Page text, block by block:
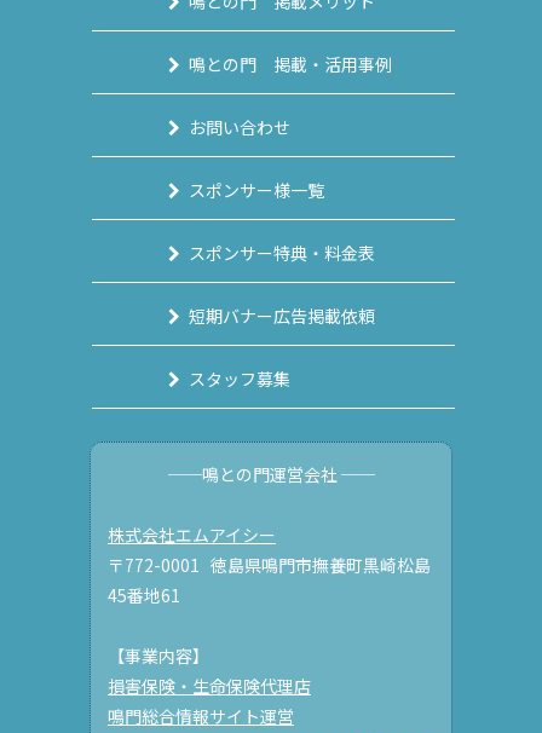
鳴との門 掲載・活用事例
お問い合わせ
スポンサー様一覧
スポンサー特典・料金表
短期バナー広告掲載依頼
スタッフ募集
──鳴との門運営会社 ──
株式会社エムアイシー
〒772-0001 徳島県鳴門市撫養町黒崎松島
45番地61
【事業内容】
損害保険・生命保険代理店
鳴門総合情報サイト運営